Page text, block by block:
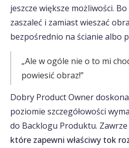
jeszcze większe możliwości.
zaszaleć i zamiast wieszać
bezpośrednio na ścianie albo
„Ale w ogóle nie o to mi
powiesić obraz!”
Dobry Product Owner
poziomie szczegółowości
do Backlogu Produktu.
które zapewni właściwy tok